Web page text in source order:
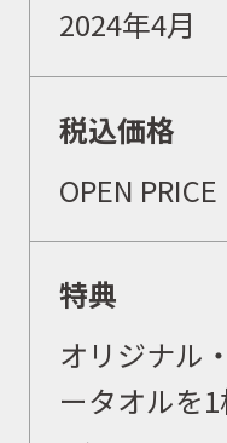
お問合せ
会社概要
2024年4月
税込価格
OPEN PRICE
特典
オリジナル
ータオルを